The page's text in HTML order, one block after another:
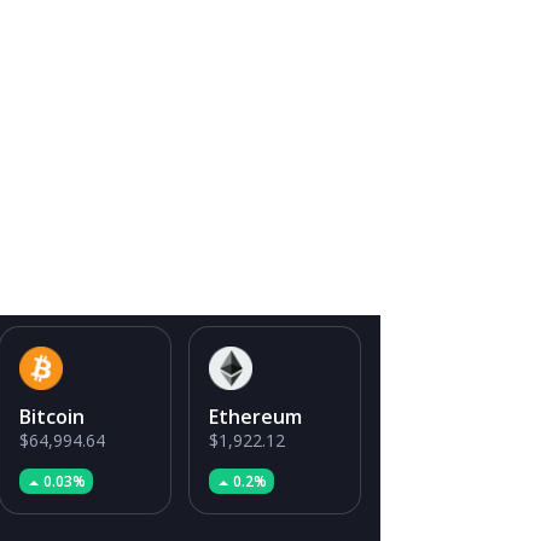
Bitcoin
$64,994.64
0.03%
Ethereum
$1,922.12
0.2%